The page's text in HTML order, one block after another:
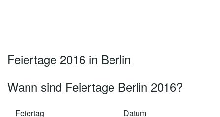
Feiertage 2016 in Berlin
Wann sind Feiertage Berlin 2016?
Feiertag
Datum